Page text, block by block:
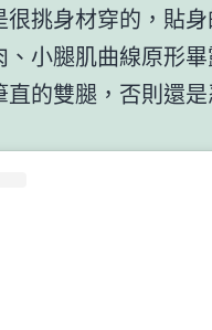
很挑身材穿的，貼
小腿肌曲線原形
的雙腿，否則還